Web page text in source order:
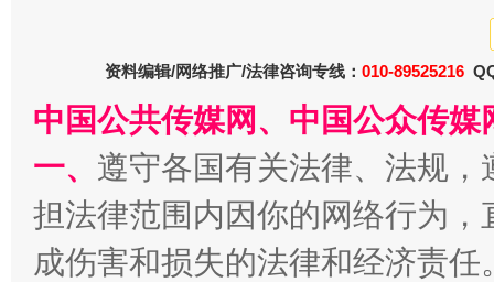
魏明亮
资料编辑/网络推广/法律咨询专线： 010-89525216
中国公共传媒网、中国公众传
一、 遵守各国有关法律、法规
担法律范围内因你的网络行为
成伤害和损失的法律和经济责